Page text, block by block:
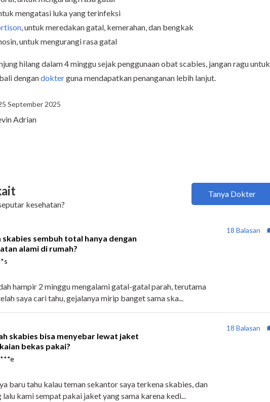
mengatasi luka yang terinfeksi
, untuk meredakan gatal, kemerahan, dan bengkak
untuk mengurangi rasa gatal
hilang dalam 4 minggu sejak penggunaan obat scabies, jangan ragu untuk
dengandokterguna mendapatkan penanganan lebih lanjut.
September 2025